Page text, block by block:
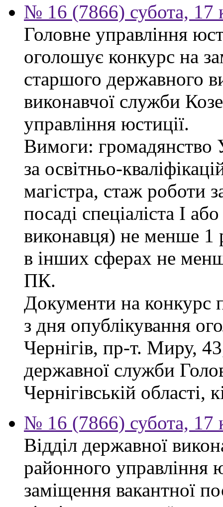
№ 16 (7866) субота, 17
Головне управління
оголошує конкурс на
старшого державного
виконавчої служби
управління юстиції.
Вимоги: громадянство
за освітньо-
магістра, стаж роботи
посаді спеціаліста І
виконавця) не менше 1
в інших сферах не
ПК.
Документи на конкурс
з дня опублікування
Чернігів, пр-т. Миру,
державної служби
Чернігівській
№ 16 (7866) субота, 17
Відділ державної
районного управління
заміщення вакантної